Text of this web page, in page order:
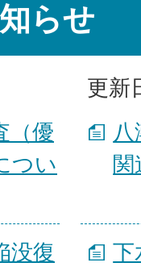
らせ
更新
（優
つい
没復
下